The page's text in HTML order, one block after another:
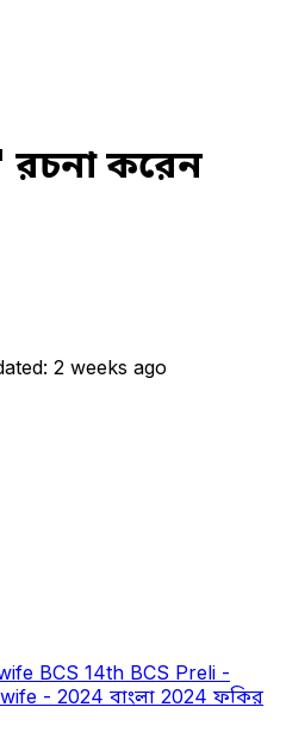
করেন
2 weeks ago
BCS 14th BCS Preli -
- 2024 বাংলা 2024 ফকির